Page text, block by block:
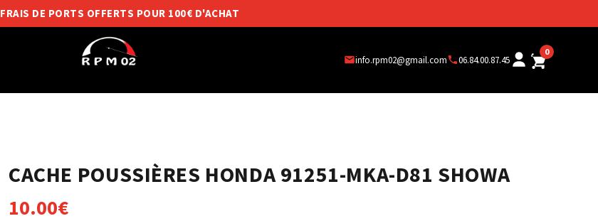
FRAIS DE PORTS OFFERTS POUR 100€ D'ACHAT
info.rpm02@gmail.com 06.84.00.87.45
0
CACHE POUSSIÈRES HONDA 91251-MKA-D81 SHOWA
10.00€